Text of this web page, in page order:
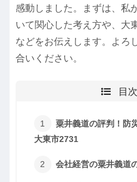
感動しました。まずは、私
いて関心した考え方や、大
などをお伝えします。よろ
合いください。
目次
粟井義道の評判！防
大東市2731
会社経営の粟井義道